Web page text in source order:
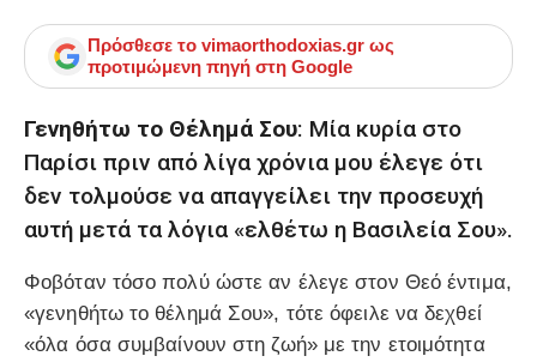
Πρόσθεσε το vimaorthodoxias.gr ως
προτιμώμενη πηγή στη Google
Γενηθήτω το Θέλημά Σου: Μία κυρία στο
Παρίσι πριν από λίγα χρόνια μου έλεγε ότι
δεν τολμούσε να απαγγείλει την προσευχή
αυτή μετά τα λόγια «ελθέτω η Βασιλεία Σου».
Φοβόταν τόσο πολύ ώστε αν έλεγε στον Θεό έντιμα,
«γενηθήτω το θέλημά Σου», τότε όφειλε να δεχθεί
«όλα όσα συμβαίνουν στη ζωή» με την ετοιμότητα